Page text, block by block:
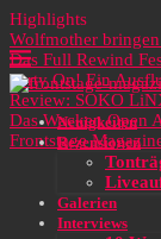
Highlights
Wolfmother
Das Full Rewind
Party On! Ein
Review: SOKO
Das Wacken Open
Frontstage
Neuigkeiten
Rezensionen
Galerien
Interviews